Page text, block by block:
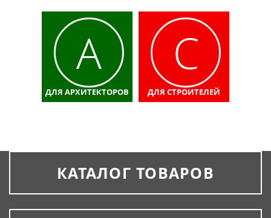
ДЛЯ АРХИТЕКТОРОВ
А
ДЛЯ СТРОИТЕЛЕЙ
С
КАТАЛОГ ТОВАРОВ